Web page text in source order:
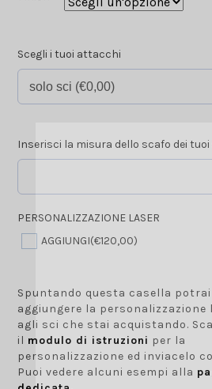
Scegli i tuoi attacchi
Inserisci la misura dello scafo dei
PERSONALIZZAZIONE LASER
AGGIUNGI(€120,00)
Spuntando questa casella potrai
aggiungere la personalizzazione
agli sci che stai acquistando.
ilmodulo di istruzioni
per la
personalizzazione ed inviacelo
Puoi vedere alcuni esempi alla
dedicata.